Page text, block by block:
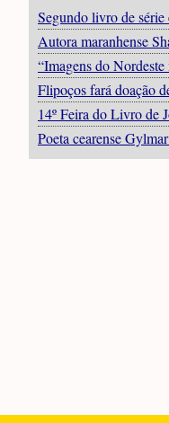
Segundo livro de série
Autora maranhense
“Imagens do
Flipoços fará doação
14º Feira do Livro de
Poeta cearense